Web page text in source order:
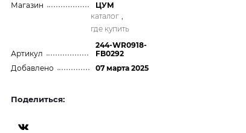
Магазин
ЦУМ
каталог ,
где купить
Артикул
244-WR0918-
FB0292
Добавлено
07 марта 2025
Поделиться: